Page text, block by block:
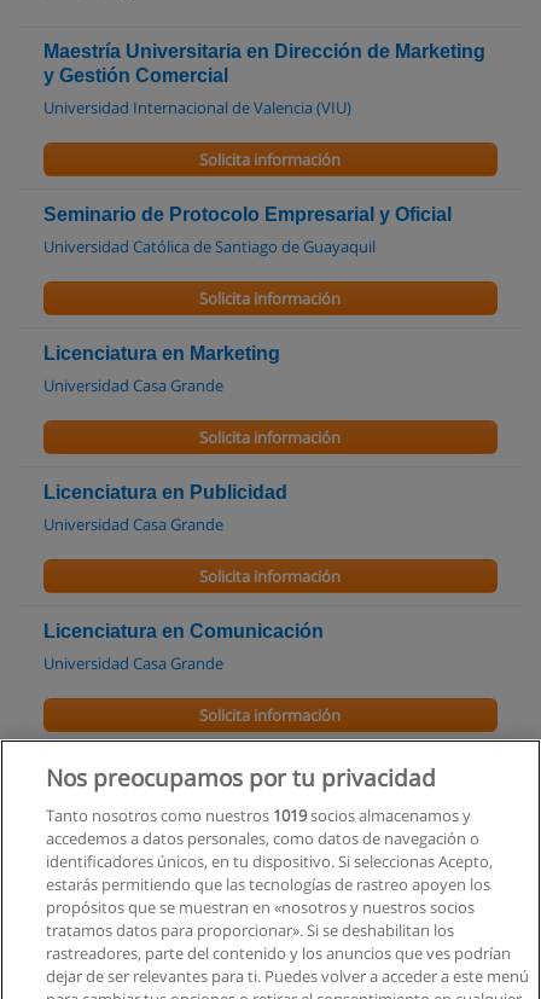
Maestría Universitaria en Dirección de Marketing
y Gestión Comercial
Universidad Internacional de Valencia (VIU)
Solicita información
Seminario de Protocolo Empresarial y Oficial
Universidad Católica de Santiago de Guayaquil
Solicita información
Licenciatura en Marketing
Universidad Casa Grande
Solicita información
Licenciatura en Publicidad
Universidad Casa Grande
Solicita información
Licenciatura en Comunicación
Universidad Casa Grande
Solicita información
Licenciatura en Comunicación Organizacional
Solicita información
Carrera de Ingenieria en Comercio Exterior con
Mención Negociador Internacional
Universidad Tecnológica Empresarial de Guayaquil
Nos preocupamos por tu privacidad
Tanto nosotros como nuestros 1019socios almacenamos y
accedemos a datos personales, como datos de navegación o
identificadores únicos, en tu dispositivo. Si seleccionas Acepto,
estarás permitiendo que las tecnologías de rastreo apoyen los
propósitos que se muestran en «nosotros y nuestros socios
tratamos datos para proporcionar». Si se deshabilitan los
rastreadores, parte del contenido y los anuncios que ves podrían
dejar de ser relevantes para ti. Puedes volver a acceder a este menú